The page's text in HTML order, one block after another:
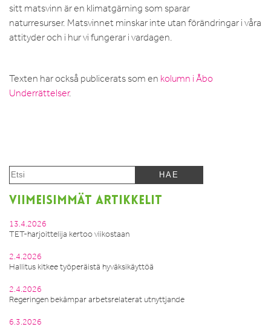
sitt matsvinn är en klimatgärning som sparar
naturresurser. Matsvinnet minskar inte utan förändringar i våra
attityder och i hur vi fungerar i vardagen.
Texten har också publicerats som en kolumn i Åbo
Underrättelser.
VIIMEISIMMÄT ARTIKKELIT
13.4.2026
TET-harjoittelija kertoo viikostaan
2.4.2026
Hallitus kitkee työperäistä hyväksikäyttöä
2.4.2026
Regeringen bekämpar arbetsrelaterat utnyttjande
6.3.2026